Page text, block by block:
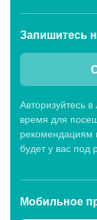
Запишитесь
Авторизуйтесь
время для
рекомендациям
будет у вас под
Мобильное